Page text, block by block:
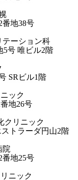
番地38号
テーション科
5号 唯ビル2階
SRビル1階
ック
地26号
クリニック
トラーダ円山2階
院
番地25号
ニック